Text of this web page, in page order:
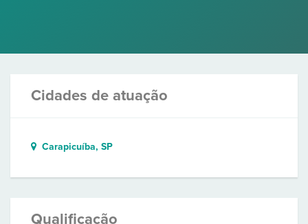
Cidades de atuação
Carapicuíba, SP
Qualificação